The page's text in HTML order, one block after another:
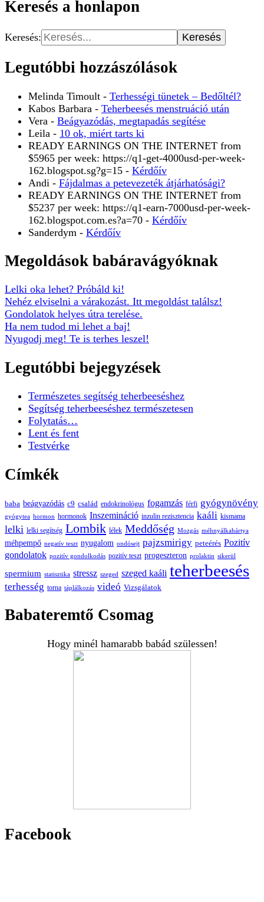
Keresés a honlapon
Legutóbbi hozzászólások
Melinda Timoult -Terhességi tünetek – Bedőltél?
Kabos Barbara-Teherbeesés menstruáció után
Vera- Beágyazódás, megtapadás segítése
Leila-10 ok, miért tarts ki
READY EARNINGS ON THE INTERNET from
$5965 per week: https://q1-get-4000usd-per-week-
162.blogspot.sg?g=15-Kérdőív
Andi-Fájdalmas a petevezeték átjárhatósági?
READY EARNINGS ON THE INTERNET from
$5237 per week: https://q1-earn-7000usd-per-week-
162.blogspot.com.es?a=70
Megoldások babáravágyóknak
Lelki oka lehet? Próbáld ki!
Nehéz elviselni a várakozást. Itt megoldást találsz!
Gondolatok helyes útra terelése.
Ha nem tudod mi lehet a baj!
Legutóbbi bejegyzések
Természetes segítség teherbeeséshez
Segítség teherbeeséshez természetesen
Folytatás…
Lent és fent
baba beágyazódás c9 család endokrinológus fogamzás férfi gyógynövény
gyógytea hormon hormonok Inszemináció inzulin rezisztencia kaáli kismama
lelki lelki segítség Lombik lélek Meddőség Mozgás méhnyálkahártya
méhpempő negatív teszt nyugalom ondósejt pajzsmirigy peteérés Pozitív
progeszteron prolaktin sikerül
spermium statisztika stressz szeged szeged kaáli teherbeesés
Babateremtő Csomag
Hogy minél hamarabb babád szülessen!